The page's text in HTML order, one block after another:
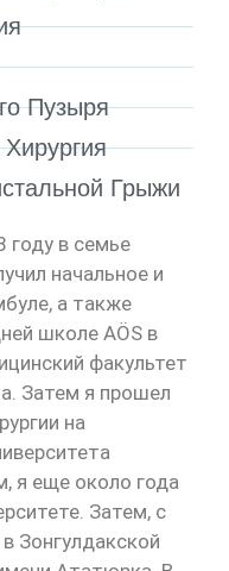
Пузыря
Грыжи
году в семье
начальное и
а также
школе AÖS в
факультет
Затем я прошел
на
я еще около года
Затем, с
Зонгулдакской